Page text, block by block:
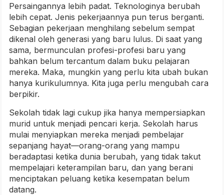
Persaingannya lebih padat. Teknologinya berubah
lebih cepat. Jenis pekerjaannya pun terus berganti.
Sebagian pekerjaan menghilang sebelum sempat
dikenal oleh generasi yang baru lulus. Di saat yang
sama, bermunculan profesi-profesi baru yang
bahkan belum tercantum dalam buku pelajaran
mereka. Maka, mungkin yang perlu kita ubah bukan
hanya kurikulumnya. Kita juga perlu mengubah cara
berpikir.
Sekolah tidak lagi cukup jika hanya mempersiapkan
murid untuk menjadi pencari kerja. Sekolah harus
mulai menyiapkan mereka menjadi pembelajar
sepanjang hayat—orang-orang yang mampu
beradaptasi ketika dunia berubah, yang tidak takut
mempelajari keterampilan baru, dan yang berani
menciptakan peluang ketika kesempatan belum
datang.